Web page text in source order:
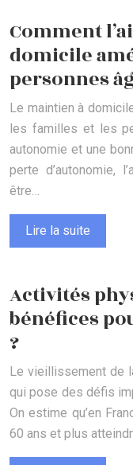
Comment
domicile
personnes
Le maintien à
les familles et les
autonomie et une
perte d’autonomie,
être…
Lire la suite
Activités
bénéfices
?
Le vieillissement de
qui pose des défis
On estime qu’en
60 ans et plus